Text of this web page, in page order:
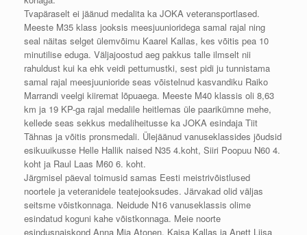
Tvapäraselt ei jäänud medalita ka JOKA veteransportlased.
Meeste M35 klass jooksis meesjuunioridega samal rajal ning
seal näitas selget ülemvõimu Kaarel Kallas, kes võitis pea 10
minutilise eduga. Väljajoostud aeg pakkus talle ilmselt nii
rahuldust kui ka ehk veidi pettumustki, sest pidi ju tunnistama
samal rajal meesjuunioride seas võistelnud kasvandiku Raiko
Marrandi veelgi kiiremat lõpuaega. Meeste M40 klassis oli 8,63
km ja 19 KP-ga rajal medalile heitlemas üle paarikümne mehe,
kellede seas sekkus medaliheitusse ka JOKA esindaja Tiit
Tähnas ja võitis pronsmedali. Ülejäänud vanuseklassides jõudsid
esikuuikusse Helle Hallik naised N35 4.koht, Siiri Poopuu N60 4.
koht ja Raul Laas M60 6. koht.
Järgmisel päeval toimusid samas Eesti meistrivõistlused
noortele ja veteranidele teatejooksudes. Järvakad olid väljas
seitsme võistkonnaga. Neidude N16 vanuseklassis olime
esindatud koguni kahe võistkonnaga. Meie noorte
esindusnaiskond Anna Mia Atonen, Kaisa Kallas ja Anett Liisa